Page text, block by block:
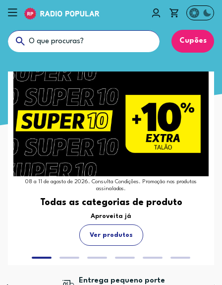
Cupões
08 a 11 de agosto de 2026. Consulta Condições. Promoção nos produtos
assinalados.
Todas as categorias de produto
Aproveita já
Ver produtos
Entrega pequeno porte